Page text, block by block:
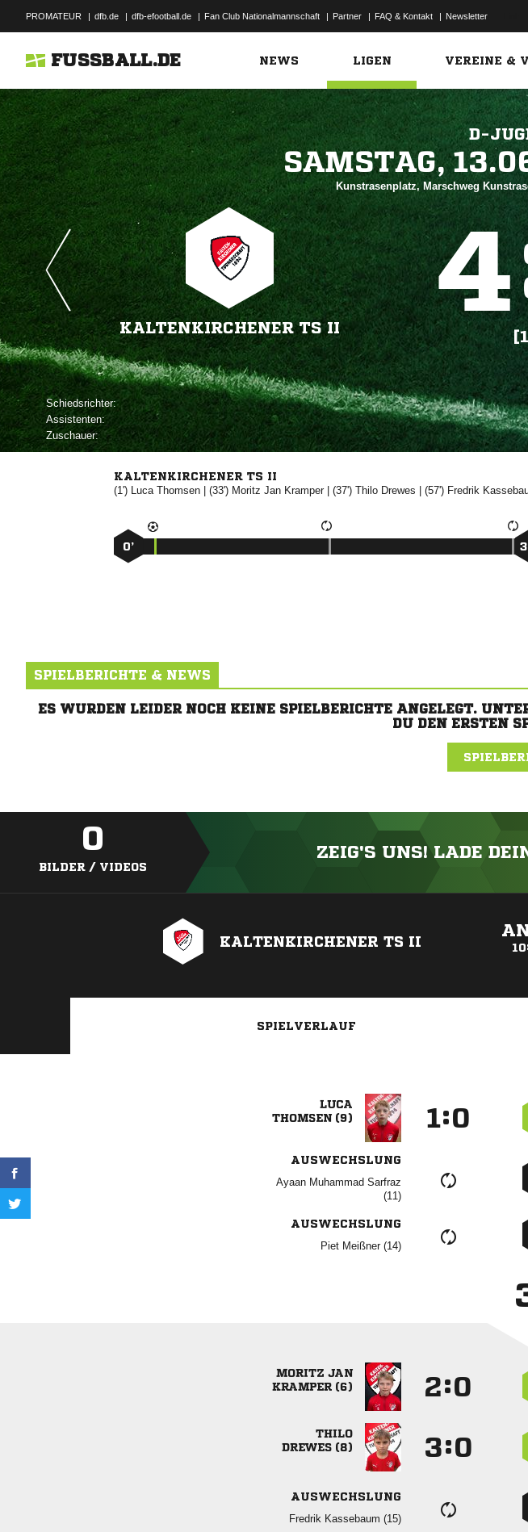
PROMATEUR | dfb.de | dfb-efootball.de | Fan Club Nationalmannschaft | Partner | FAQ & Kontakt | Newsletter
FUSSBALL.DE NEWS LIGEN VEREINE &
D-

Kunstrasenplatz, Marschweg
KALTENKIRCHENER TS II

Schiedsrichter:
Assistenten:
Zuschauer:
KALTENKIRCHENER TS II
(1') | (33')  | (37')  | (57') 
0’
SPIELBERICHTE & NEWS
ES WURDEN LEIDER NOCH KEINE SPIELBERICHTE ANGELEGT.
DU DEN ERSTEN
0
BILDER / VIDEOS
ZEIG'S UNS! LADE
KALTENKIRCHENER TS II
SPIELVERLAUF

 
:
AUSWECHSLUNG
  

AUSWECHSLUNG
  
 
 
:

 
:
AUSWECHSLUNG
  